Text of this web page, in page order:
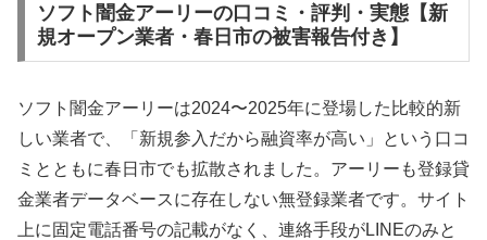
ソフト闇金アーリーの口コミ・評判・実態【新
規オープン業者・春日市の被害報告付き】
ソフト闇金アーリーは2024〜2025年に登場した比較的新
しい業者で、「新規参入だから融資率が高い」という口コ
ミとともに春日市でも拡散されました。アーリーも登録貸
金業者データベースに存在しない無登録業者です。サイト
上に固定電話番号の記載がなく、連絡手段がLINEのみと